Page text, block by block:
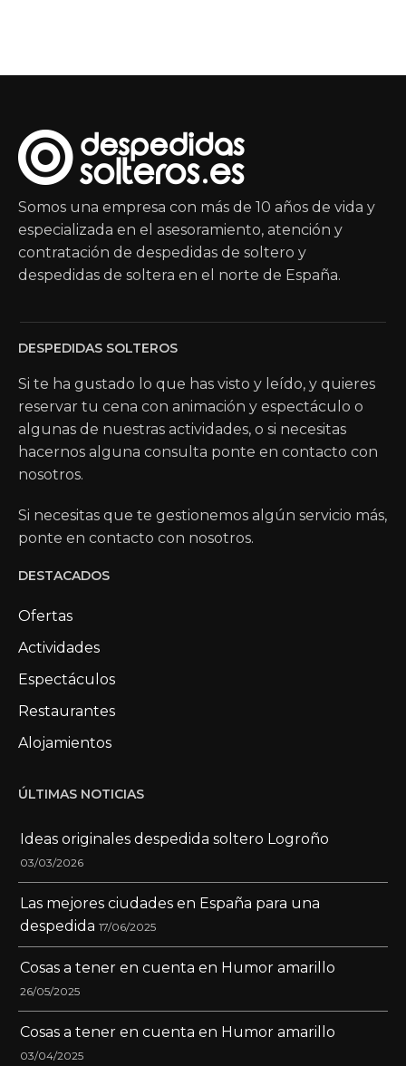
Somos una empresa con más de 10 años de vida y
especializada en el asesoramiento, atención y
contratación de despedidas de soltero y
despedidas de soltera en el norte de España.
DESPEDIDAS SOLTEROS
Si te ha gustado lo que has visto y leído, y quieres
reservar tu cena con animación y espectáculo o
algunas de nuestras actividades, o si necesitas
hacernos alguna consulta ponte en contacto con
nosotros.
Si necesitas que te gestionemos algún servicio más,
ponte en contacto con nosotros.
DESTACADOS
Ofertas
Actividades
Espectáculos
Restaurantes
Alojamientos
ÚLTIMAS NOTICIAS
Ideas originales despedida soltero Logroño
03/03/2026
Las mejores ciudades en España para una
despedida 17/06/2025
Cosas a tener en cuenta en Humor amarillo
26/05/2025
Cosas a tener en cuenta en Humor amarillo
03/04/2025